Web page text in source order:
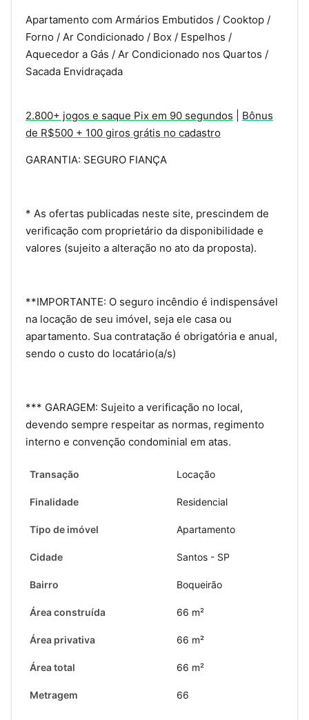
Apartamento com Armários Embutidos / Cooktop /
Forno / Ar Condicionado / Box / Espelhos /
Aquecedor a Gás / Ar Condicionado nos Quartos /
Sacada Envidraçada
2.800+ jogos e saque Pix em 90 segundos
Bônus
de R$500 + 100 giros grátis no cadastro
GARANTIA: SEGURO FIANÇA
* As ofertas publicadas neste site, prescindem de
verificação com proprietário da disponibilidade e
valores (sujeito a alteração no ato da proposta).
**IMPORTANTE: O seguro incêndio é indispensável
na locação de seu imóvel, seja ele casa ou
apartamento. Sua contratação é obrigatória e anual,
sendo o custo do locatário(a/s)
*** GARAGEM: Sujeito a verificação no local,
devendo sempre respeitar as normas, regimento
interno e convenção condominial em atas.
Transação Locação
Finalidade Residencial
Tipo de imóvel Apartamento
Cidade Santos - SP
Bairro Boqueirão
Área construída 66 m²
Área privativa 66 m²
Área total 66 m²
Metragem 66